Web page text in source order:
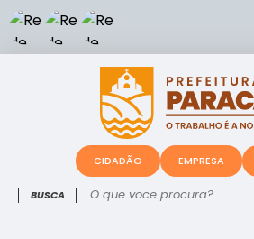
O que voce procura?
CIDADÃO EMPRESA